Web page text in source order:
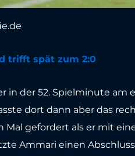
trifft spät zum 2:0
in der 52. Spielminute
dort dann aber das
Mal gefordert als er mit
Ammari einen